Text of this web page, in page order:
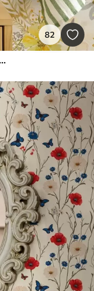
82
in gelber Farbe